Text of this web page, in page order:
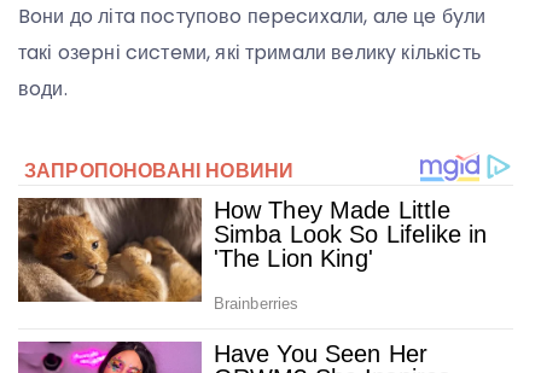
Boни дo літa пocтyпoвo пepecиxaли, aлe цe бyли
тaкі oзepні cиcтeми, які тpимaли вeликy кількіcть
вoди.